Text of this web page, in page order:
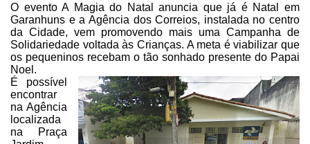
O evento A Magia do Natal anuncia que já é Natal em
Garanhuns e a Agência dos Correios, instalada no centro
da Cidade, vem promovendo mais uma Campanha de
Solidariedade voltada às Crianças. A meta é viabilizar que
os pequeninos recebam o tão sonhado presente do Papai
Noel.
É possível
encontrar
na Agência
localizada
na Praça